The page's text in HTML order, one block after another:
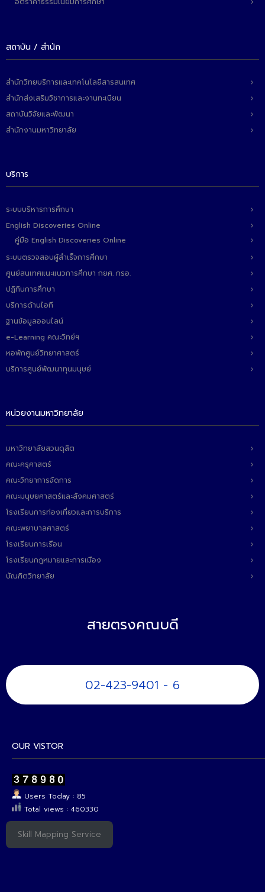
สหกิจศึกษา
- ข่าวประชาสัมพันธ์
- ข่าวประชาสัมพันธ์ภายนอก
- โครงการบริหารจัดการพื้นที่ 10 ไร่ ด้านหลังโรงสีข้าว
สวนดุสิต จังหวัดปราจีนบุรี
- โครงการส่งเสริมการปลูกกล้วยเล็บมือนางฯ
- SDU Zero Waste
ติดต่อเรา
สถาบัน / สำนัก
สำนักวิทยบริการและเทคโนโลยีสารสนเทศ
สำนักส่งเสริมวิชาการและงานทะเบียน
สถาบันวิจัยและพัฒนา
สำนักงานมหาวิทยาลัย
บริการ
ระบบบริหารการศึกษา
English Discoveries Online
คู่มือ English Discoveries Online
ระบบตรวจสอบผู้สำเร็จการศึกษา
ศูนย์สนเทศแนะแนวการศึกษา กยศ. กรอ.
ปฏิทินการศึกษา
บริการด้านไอที
ฐานข้อมูลออนไลน์
e-Learning คณะวิทย์ฯ
หอพักศูนย์วิทยาศาสตร์
บริการศูนย์พัฒนาทุนมนุษย์
หน่วยงานมหาวิทยาลัย
มหาวิทยาลัยสวนดุสิต
คณะครุศาสตร์
คณะวิทยาการจัดการ
คณะมนุษยศาสตร์และสังคมศาสตร์
โรงเรียนการท่องเที่ยวและการบริการ
คณะพยาบาลศาสตร์
โรงเรียนการเรือน
โรงเรียนกฎหมายและการเมือง
บัณฑิตวิทยาลัย
สายตรงคณบดี
02-423-9401 - 6
OUR VISTOR
Users Today : 85
Total views : 460330
Skill Mapping Service